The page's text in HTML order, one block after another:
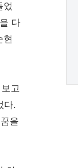
었
다
현
고
다.
을